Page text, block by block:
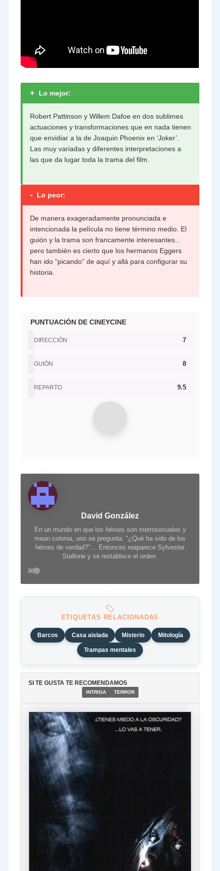
+ Lo mejor:
Robert Pattinson y Willem Dafoe en dos sublimes
actuaciones y transformaciones que en nada tienen
que envidiar a la de Joaquin Phoenix en ‘Joker’.
Las muy variadas y diferentes interpretaciones a
las que da lugar toda la trama del film.
- Lo peor:
De manera exageradamente pronunciada e
intencionada la película no tiene término medio. El
guión y la trama son francamente interesantes...
pero también es cierto que los hermanos Eggers
han ido “picando” de aquí y allá para configurar su
historia.
PUNTUACIÓN DE CINEYCINE
DIRECCIÓN 7
GUIÓN 8
REPARTO 9.5
David González
En un mundo en que los héroes son metrosexuales y
mean colonia, uno se pregunta: "¿Qué ha sido de los
héroes de verdad?"… Entonces reaparece Sylvester
Stallone y se restablece el orden.
✉🌐
ETIQUETAS RELACIONADAS
Barcos Casa aislada Misterio Mitología
Trampas mentales
SI TE GUSTA TE RECOMENDAMOS
INTRIGA TERROR